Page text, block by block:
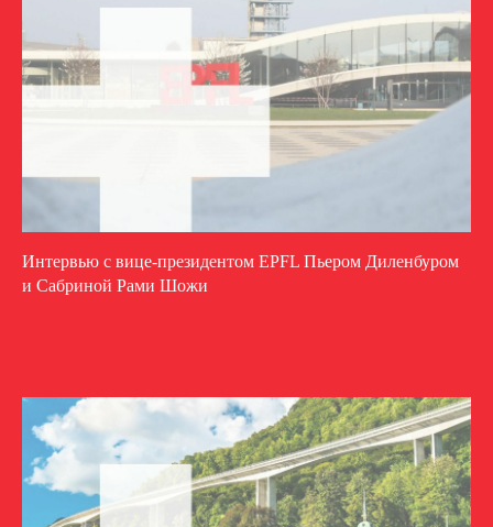
Интервью c вице-президентом EPFL Пьером Диленбуром
и Сабриной Рами Шожи